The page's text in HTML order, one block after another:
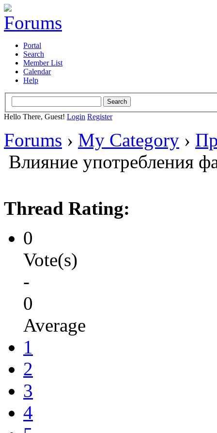
Portal
Search
Member List
Calendar
Help
Hello There, Guest! Login Register
Forums › My Category ›
Влияние употребления
Thread Rating:
0
Vote(s)
-
0
Average
1
2
3
4